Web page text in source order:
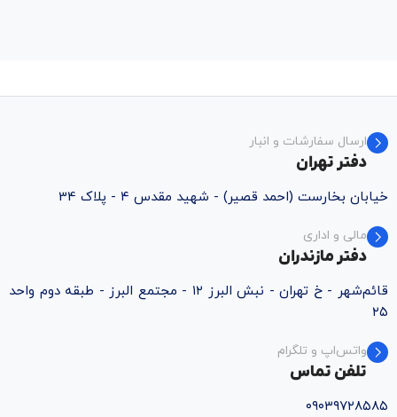
ارسال سفارشات و انبار
دفتر تهران
خیابان بخارست (احمد قصیر) - شهید مقدس ۴ - پلاک 34
مالی و اداری
دفتر مازندران
قائم‌شهر - خ تهران - نبش البرز ۱۲ - مجتمع البرز - طبقه دوم واحد
۲۵
واتس‌اپ و تلگرام
تلفن تماس
۰۹۰۳۹۷۲۸۵۸۵